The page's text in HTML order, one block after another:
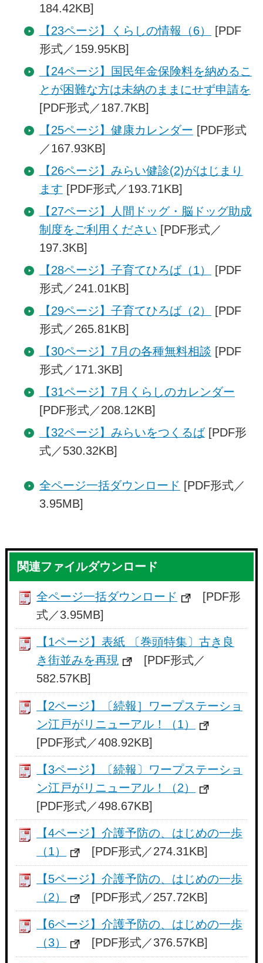
184.42KB]
【23ページ】くらしの情報（6）
[PDF
形式／159.95KB]
【24ページ】国民年金保険料を納めるこ
とが困難な方は未納のままにせず申請を
[PDF形式／187.7KB]
【25ページ】健康カレンダー [PDF形式
／167.93KB]
【26ページ】みらい健診(2)がはじまり
ます [PDF形式／193.71KB]
【27ページ】人間ドッグ・脳ドッグ助成
制度をご利用ください [PDF形式／
197.3KB]
【28ページ】子育てひろば（1）
[PDF
形式／241.01KB]
【29ページ】子育てひろば（2）
[PDF
形式／265.81KB]
【30ページ】7月の各種無料相談 [PDF
形式／171.3KB]
【31ページ】7月くらしのカレンダー
[PDF形式／208.12KB]
【32ページ】みらいをつくるば[PDF形
式／530.32KB]
全ページ一括ダウンロード [PDF形式／
3.95MB]
関連ファイルダウンロード
全ページ一括ダウンロード
[PDF形
式／3.95MB]
【1ページ】表紙 〔巻頭特集〕古き良
き街並みを再現
[PDF形式／
582.57KB]
【2ページ】〔続報］ワープステーショ
ン江戸がリニューアル！（1）
[PDF形式／408.92KB]
【3ページ】〔続報〕ワープステーショ
ン江戸がリニューアル！（2）
[PDF形式／498.67KB]
【4ページ】介護予防の、はじめの一歩
（1）
[PDF形式／274.31KB]
【5ページ】介護予防の、はじめの一歩
（2）
[PDF形式／257.72KB]
【6ページ】介護予防の、はじめの一歩
（3）
[PDF形式／376.57KB]